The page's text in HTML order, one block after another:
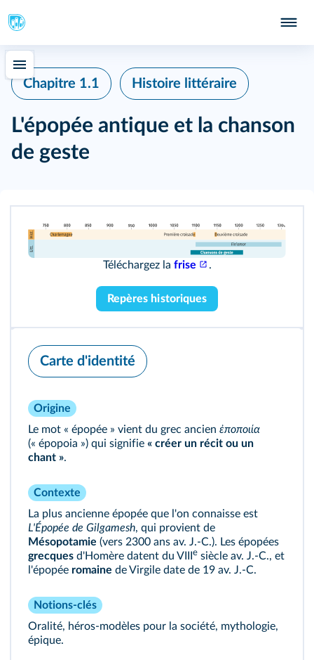
Chapitre 1.1 Histoire littéraire
L'épopée antique et la chanson
de geste
Téléchargez la frise .
Repères historiques
Carte d'identité
Origine
Le mot « épopée » vient du grec ancien ἐποποιία
(« épopoia ») qui signifie « créer un récit ou un
chant ».
Contexte
La plus ancienne épopée que l'on connaisse est
L'Épopée de Gilgamesh, qui provient de
Mésopotamie (vers 2300 ans av. J.‑C.). Les épopées
grecques d'Homère datent du VIII e siècle av. J.‑C., et
l'épopée romaine de Virgile date de 19 av. J.‑C.
Notions-clés
Oralité, héros‑modèles pour la société, mythologie,
épique.